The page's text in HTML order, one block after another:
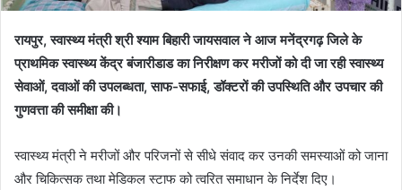
रायपुर, स्वास्थ्य मंत्री श्री श्याम बिहारी जायसवाल ने आज मनेंद्रगढ़ जिले के
प्राथमिक स्वास्थ्य केंद्र बंजारीडाड का निरीक्षण कर मरीजों को दी जा रही स्वास्थ्य
सेवाओं, दवाओं की उपलब्धता, साफ-सफाई, डॉक्टरों की उपस्थिति और उपचार की
गुणवत्ता की समीक्षा की।
स्वास्थ्य मंत्री ने मरीजों और परिजनों से सीधे संवाद कर उनकी समस्याओं को जाना
और चिकित्सक तथा मेडिकल स्टाफ को त्वरित समाधान के निर्देश दिए।